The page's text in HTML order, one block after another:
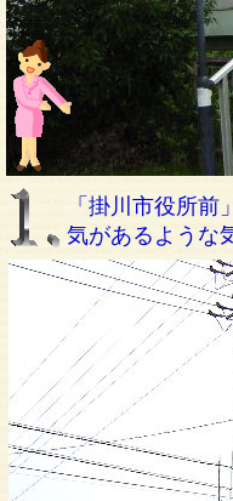
「掛川市役所
気があるような